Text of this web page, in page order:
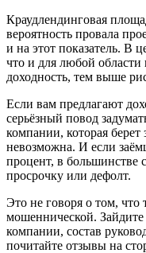
Краудлендинговая
вероятность провала
и на этот показатель. В
что и для любой
доходность, тем выше
Если вам предлагают
серьёзный повод
компании, которая берет
невозможна. И если
процент, в большинстве
просрочку или дефолт.
Это не говоря о том, что
мошеннической. Зайдите
компании, состав
почитайте отзывы на